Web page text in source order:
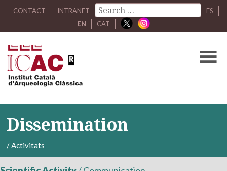
CONTACT INTRANET
ES
EN
CAT
Dissemination
/Activitats